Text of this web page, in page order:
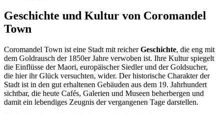
Geschichte und Kultur von Coromandel
Town
Coromandel Town ist eine Stadt mit reicherGeschichte, die eng mit
dem Goldrausch der 1850er Jahre verwoben ist. Ihre Kultur spiegelt
die Einflüsse der Maori, europäischer Siedler und der Goldsucher,
die hier ihr Glück versuchten, wider. Der historische Charakter der
Stadt ist in den gut erhaltenen Gebäuden aus dem 19. Jahrhundert
sichtbar, die heute Cafés, Galerien und Museen beherbergen und
damit ein lebendiges Zeugnis der vergangenen Tage darstellen.